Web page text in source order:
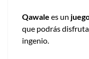
Qawale es un
que podrás
ingenio.